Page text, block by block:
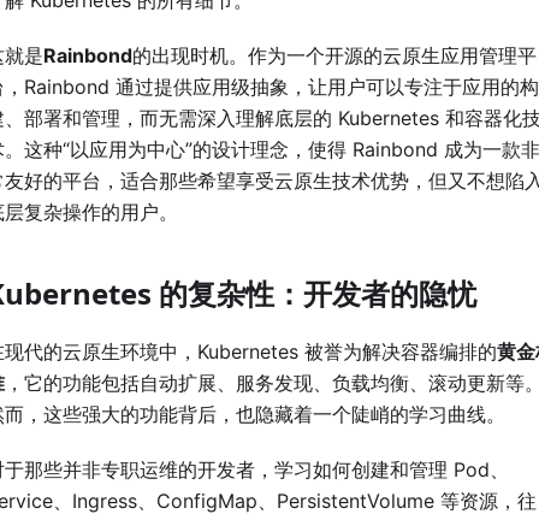
是Rainbond的出现时机。作为一个开源的云原生应用管理平
，Rainbond 通过提供应用级抽象，让用户可以专注于应用的构
、部署和管理，而无需深入理解底层的 Kubernetes 和容器化
。这种“以应用为中心”的设计理念，使得 Rainbond 成为一款非
友好的平台，适合那些希望享受云原生技术优势，但又不想陷
复杂操作的用户。
的复杂性：开发者的隐忧
现代的云原生环境中，Kubernetes 被誉为解决容器编排的黄
，它的功能包括自动扩展、服务发现、负载均衡、滚动更新等
，这些强大的功能背后，也隐藏着一个陡峭的学习曲线。
那些并非专职运维的开发者，学习如何创建和管理 Pod、
、Ingress、ConfigMap、PersistentVolume 等资源，往